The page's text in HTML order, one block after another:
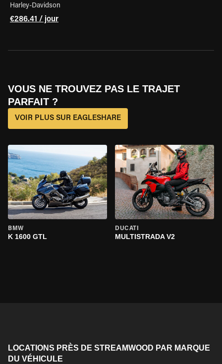
Harley-Davidson
€286.41 / jour
VOUS NE TROUVEZ PAS LE TRAJET
PARFAIT ?
VOIR PLUS SUR EAGLESHARE
BMW
K 1600 GTL
DUCATI
MULTISTRADA V2
LOCATIONS PRÈS DE STREAMWOOD PAR MARQUE
DU VÉHICULE